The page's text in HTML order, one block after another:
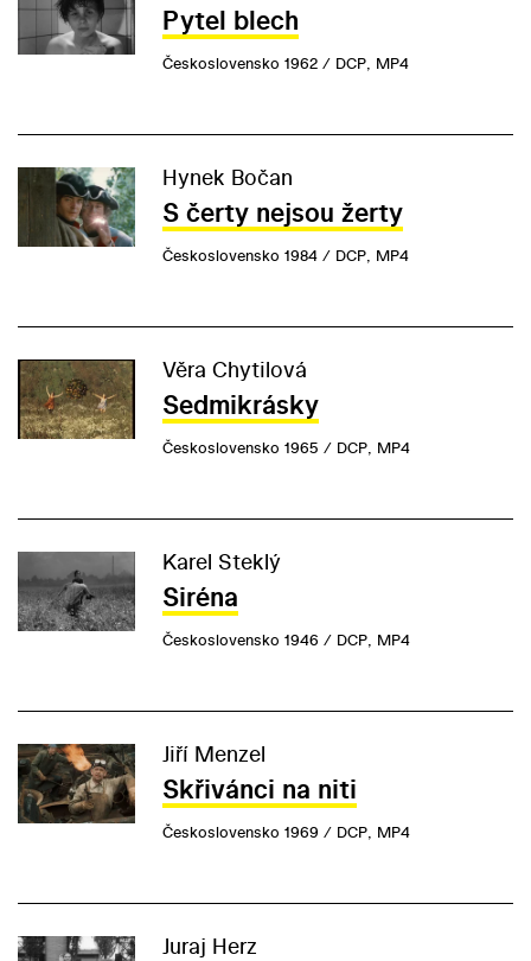
Pytel blech
Československo 1962 / DCP, MP4
Hynek Bočan
S čerty nejsou žerty
Československo 1984 / DCP, MP4
Věra Chytilová
Sedmikrásky
Československo 1965 / DCP, MP4
Karel Steklý
Siréna
Československo 1946 / DCP, MP4
Jiří Menzel
Skřivánci na niti
Československo 1969 / DCP, MP4
Juraj Herz